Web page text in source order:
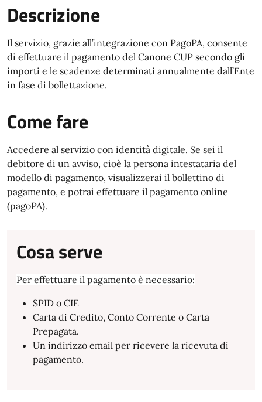
Descrizione
Il servizio, grazie all’integrazione con PagoPA, consente
di effettuare il pagamento del Canone CUP secondo gli
importi e le scadenze determinati annualmente dall’Ente
in fase di bollettazione.
Come fare
Accedere al servizio con identità digitale. Se sei il
debitore di un avviso, cioè la persona intestataria del
modello di pagamento, visualizzerai il bollettino di
pagamento, e potrai effettuare il pagamento online
(pagoPA).
Cosa serve
Per effettuare il pagamento è necessario:
SPID o CIE
Carta di Credito, Conto Corrente o Carta
Prepagata.
Un indirizzo email per ricevere la ricevuta di
pagamento.